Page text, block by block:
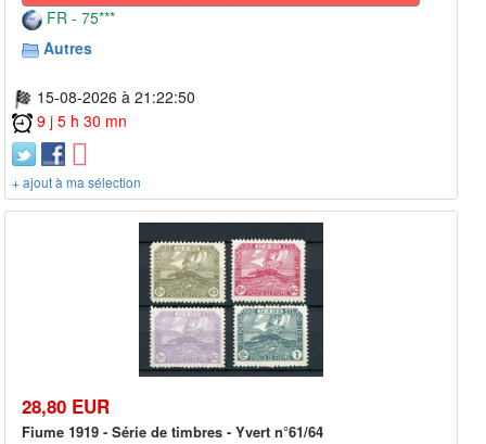
FR - 75***
Autres
15-08-2026 à 21:22:50
9 j 5 h 30 mn
+ ajout à ma sélection
28,80 EUR
Fiume 1919 - Série de timbres - Yvert n°61/64